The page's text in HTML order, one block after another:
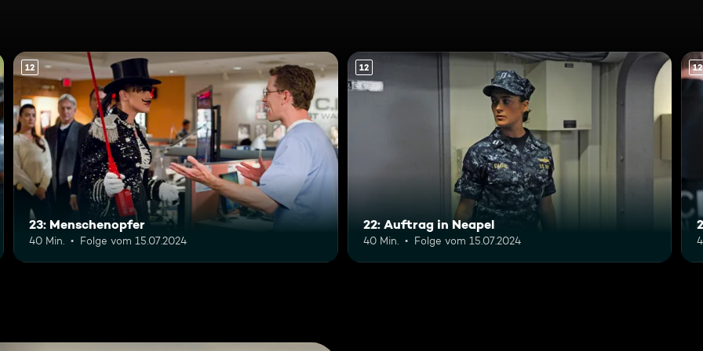
12
23: Menschenopfer
40 Min. Folge vom 15.07.2024
12
22: Auftrag in Neapel
40 Min. Folge vom 15.07.2024
12